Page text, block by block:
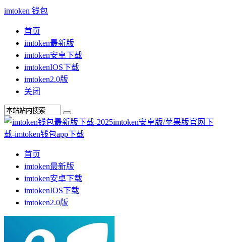
imtoken 钱包
首页
imtoken最新版
imtoken安卓下载
imtokenIOS下载
imtoken2.0版
关闭
首页
imtoken最新版
imtoken安卓下载
imtokenIOS下载
imtoken2.0版